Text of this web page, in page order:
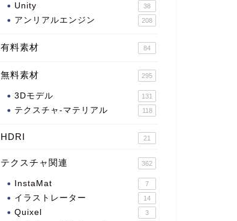
Unity 38
アンリアルエンジン 208
有料素材 84
無料素材 295
3Dモデル 131
テクスチャ-マテリアル 118
HDRI 21
テクスチャ関連 362
InstaMat 7
イラストレーター 14
Quixel 3